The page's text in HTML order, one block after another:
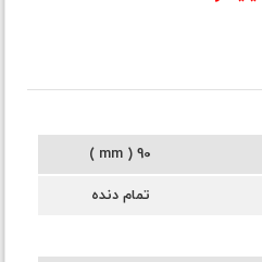
90 ( mm )
تمام دنده